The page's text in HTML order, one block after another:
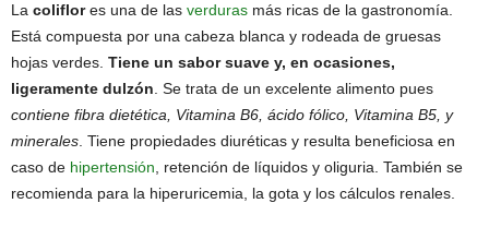
La coliflores una de las verduras más ricas de la gastronomía.
Está compuesta por una cabeza blanca y rodeada de gruesas
hojas verdes. Tiene un sabor suave y, en ocasiones,
ligeramente dulzón . Se trata de un excelente alimento pues
contiene fibra dietética, Vitamina B6, ácido fólico, Vitamina B5, y
minerales . Tiene propiedades diuréticas y resulta beneficiosa en
caso de hipertensión , retención de líquidos y oliguria. También se
recomienda para la hiperuricemia, la gota y los cálculos renales.